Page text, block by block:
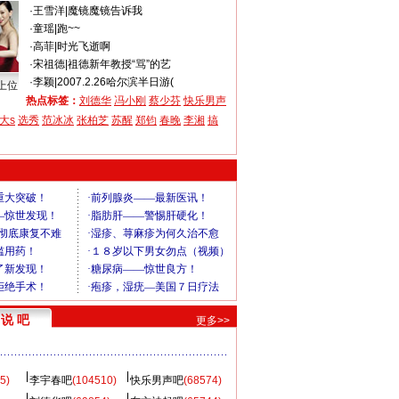
位
·王雪洋| 魔镜魔镜告诉我
·童瑶| 跑~~
·高菲| 时光飞逝啊
·宋祖德| 祖德新年教授“骂”的艺
·李颖| 2007.2.26哈尔滨半日游(
热点标签： 刘德华 冯小刚 蔡少芬 快乐男声
大s 选秀 范冰冰 张柏芝 苏醒 郑钧 春晚 李湘 搞
说 吧 更多>>
李宇春吧(104510) 快乐男声吧(68574)